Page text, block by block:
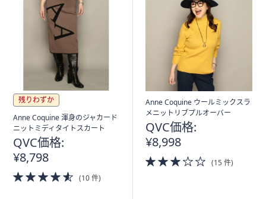
残りわずか
Anne Coquine 渾身のジャカード
ニットミディタイトスカート
QVC価格:
¥8,798
4.5
of
(10 件)
Anne Coquine ウールミックスラ
メニットリブプルオーバー
QVC価格:
¥8,998
3.0
of
(15 件)